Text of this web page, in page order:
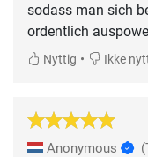
sodass man sich
ordentlich
Nyttig • Ikke
Anonymous